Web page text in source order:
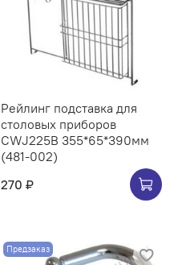
Рейлинг подставка для
столовых приборов
CWJ225B 355*65*390мм
(481-002)
270 ₽
Предзаказ